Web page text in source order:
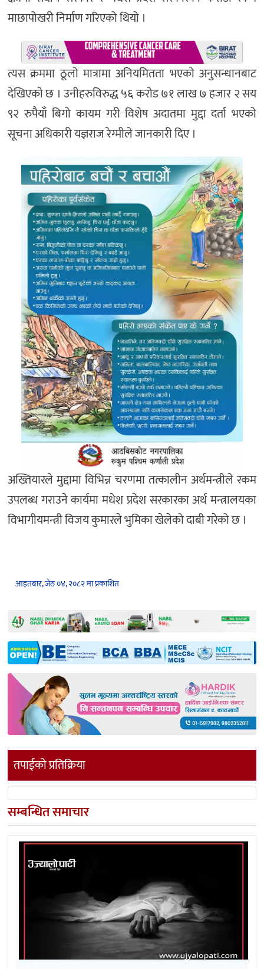
माछापोखरी निर्माण गरिएको थियो ।
त्यस क्रममा ठूलो मात्रामा अनियमितता भएको अनुसन्धानबाट
देखिएको छ । उनीहरुविरुद्ध ५६ करोड ७१ लाख ७ हजार २ सय
९२ रुपैयाँ बिगो कायम गरी विशेष अदातमा मुद्दा दर्ता भएको
सूचना अधिकारी यज्ञराज रेग्मीले जानकारी दिए ।
अख्तियारले मुद्दामा विभिन्न चरणमा तत्कालीन अर्थमन्त्रीले रकम
उपलब्ध गराउने कार्यमा मधेश प्रदेश सरकारका अर्थ मन्त्रालयका
विभागीयमन्त्री विजय कुमारले भुमिका खेलेको दाबी गरेको छ ।
आइतबार, जेठ ०४, २०८२ मा प्रकाशित
तपाईको प्रतिक्रिया
सम्बन्धित समाचार